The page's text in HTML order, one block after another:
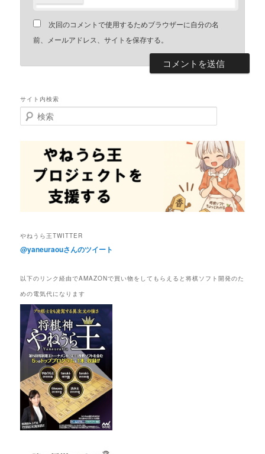
次回のコメントで使用するためブラウザーに自分の名
前、メールアドレス、サイトを保存する。
サイト内検索
検
索
やねうら王TWITTER
@yaneuraouさんのツイート
以下のリンク経由でAMAZONで買い物をしてもらえると将棋ソフト開発のた
めの電気代になります